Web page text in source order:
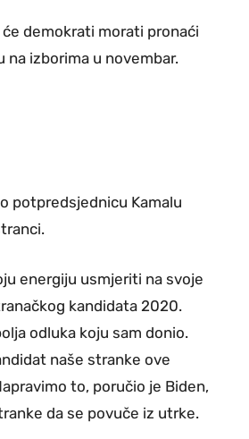
demokrati morati pronaći
izborima u novembar.
potpredsjednicu Kamalu
energiju usmjeriti na svoje
kandidata 2020.
odluka koju sam donio.
naše stranke ove
to, poručio je Biden,
da se povuče iz utrke.